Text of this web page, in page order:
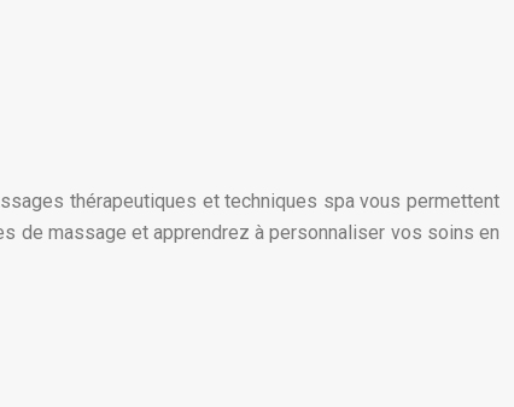
thérapeutiques et techniques spa vous permettent
de massage et apprendrez à personnaliser vos soins en